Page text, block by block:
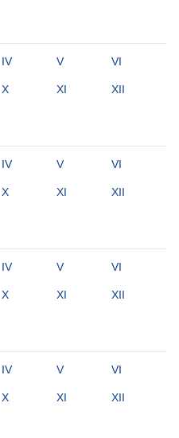
IV V VI
X XI XII
IV V VI
X XI XII
IV V VI
X XI XII
IV V VI
X XI XII